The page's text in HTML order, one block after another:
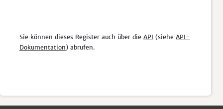
Sie können dieses Register auch über die API (siehe API-
Dokumentation) abrufen.